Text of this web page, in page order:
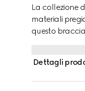
La collezione
materiali
questo
Dettagli